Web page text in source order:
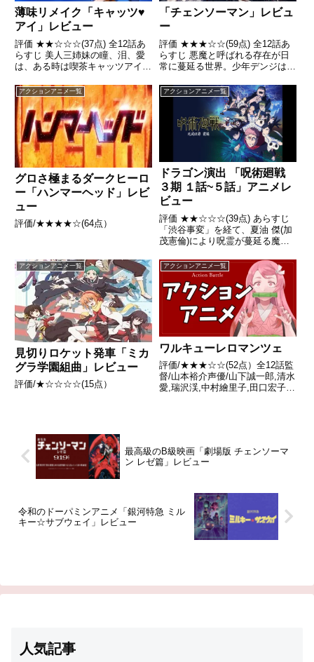
薄味リメイク「キャッツ♥
アイ」レビュー
評価 ★★☆☆☆(37点) 全12話あ
らすじ 美人三姉妹の瞳、泪、愛
は、ある時は喫茶キャッツアイの
アイとして、クールに夜を駆け世
間を騒がす。 引用- Wikipedia
「チェンソーマン」レビュ
ー
評価 ★★★☆☆(59点) 全12話あ
らすじ 悪魔と呼ばれる存在が日
常に蔓延る世界。少年デンジは死
ンソーの悪魔」であるポチタと引
用- Wikipedia
アクションアニメ一覧
グロさ極まるダークヒーロ
ー「ハンマーヘッド」レビ
ュー
評価/★★★★☆(64点）
アクションアニメ一覧
ドラゴン演出 「呪術廻戦
３期 １話~５話」アニメレ
ビュー
評価 ★★☆☆☆(39点) あらすじ
「渋谷事変」を経て、夏油 傑(加
茂憲倫)により呪霊が蔓延る魔窟
ー）。 引用- Wikipedia
アクションアニメ一覧
見切りロケット発車「ミカ
グラ学園組曲」レビュー
評価/★☆☆☆☆(15点）
アクションアニメ一覧
ワルキューレロマンツェ
評価/★★★☆☆(52点）全12話監
督/山本裕介声優/山下誠一郎,清水
愛,瑞沢渓,中村繪里子,田口宏子ほ
最高級のB級映画「劇場版 チェンソーマ
ン レゼ篇」レビュー
令和のドーパミンアニメ「銀河特急 ミル
キー☆サブウェイ」レビュー
人気記事